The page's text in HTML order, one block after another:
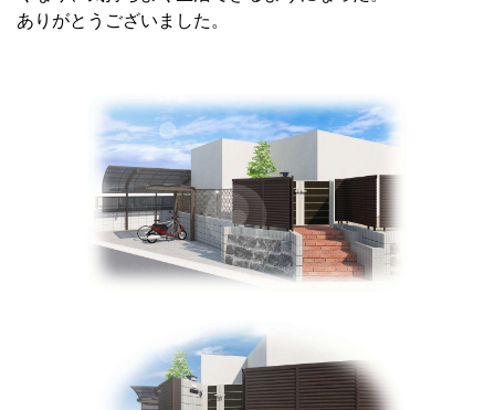
ありがとうございました。